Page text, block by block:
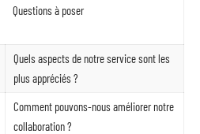
Questions à poser
Quels aspects de notre service sont les
plus appréciés ?
Comment pouvons-nous améliorer notre
collaboration ?